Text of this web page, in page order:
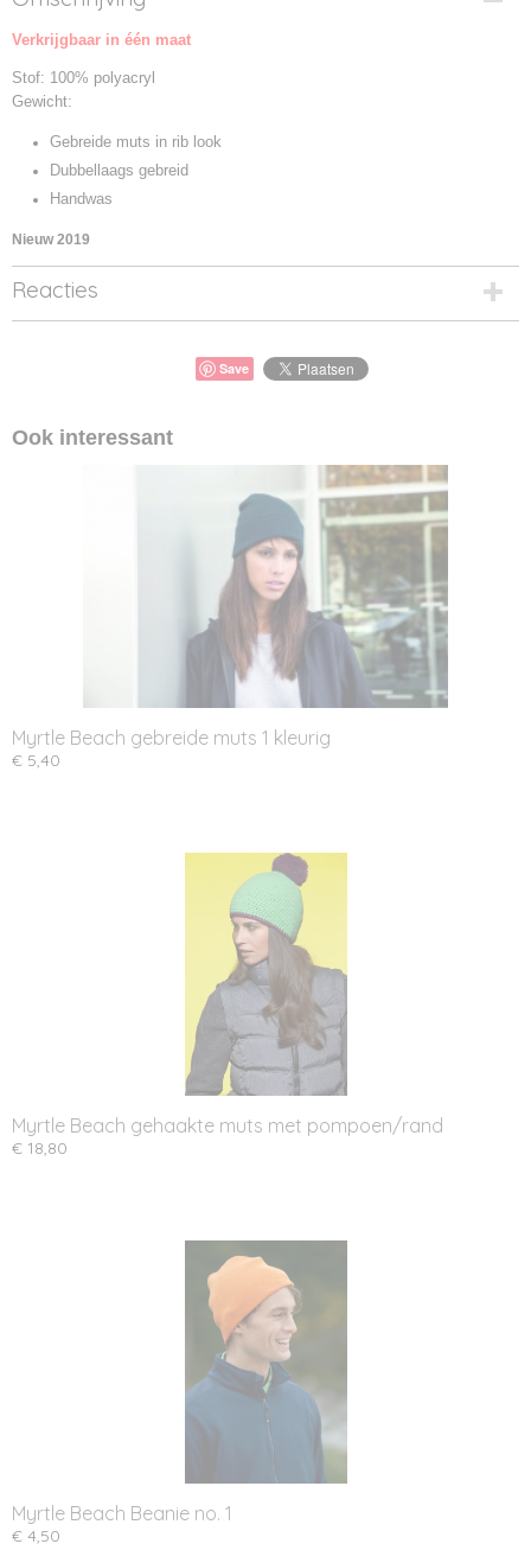
MB7923-01
Productcode leverancier
Verkrijgbaar in één maat
Stof: 100% polyacryl
Gewicht:
Gebreide muts in rib look
Dubbellaags gebreid
Handwas
Nieuw 2019
Reacties
Save
Ook interessant
Myrtle Beach gebreide muts 1 kleurig
€ 5,40
Myrtle Beach gehaakte muts met pompoen/rand
€ 18,80
Myrtle Beach Beanie no. 1
€ 4,50